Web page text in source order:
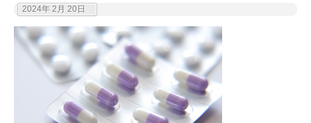
2024年 2月 20日